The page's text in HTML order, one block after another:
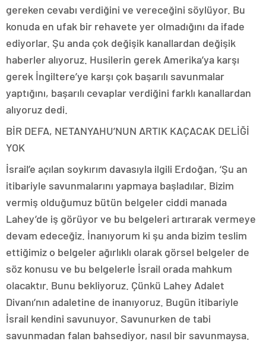
gereken cevabı verdiğini ve vereceğini söylüyor. Bu
konuda en ufak bir rehavete yer olmadığını da ifade
ediyorlar. Şu anda çok değişik kanallardan değişik
haberler alıyoruz. Husilerin gerek Amerika’ya karşı
gerek İngiltere’ye karşı çok başarılı savunmalar
yaptığını, başarılı cevaplar verdiğini farklı kanallardan
alıyoruz dedi.
BİR DEFA, NETANYAHU’NUN ARTIK KAÇACAK DELİĞİ
YOK
İsrail’e açılan soykırım davasıyla ilgili Erdoğan, ‘Şu an
itibariyle savunmalarını yapmaya başladılar. Bizim
vermiş olduğumuz bütün belgeler ciddi manada
Lahey’de iş görüyor ve bu belgeleri artırarak vermeye
devam edeceğiz. İnanıyorum ki şu anda bizim teslim
ettiğimiz o belgeler ağırlıklı olarak görsel belgeler de
söz konusu ve bu belgelerle İsrail orada mahkum
olacaktır. Bunu bekliyoruz. Çünkü Lahey Adalet
Divanı’nın adaletine de inanıyoruz. Bugün itibariyle
İsrail kendini savunuyor. Savunurken de tabi
savunmadan falan bahsediyor, nasıl bir savunmaysa.